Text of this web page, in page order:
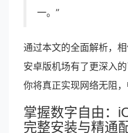
一。”
通过本文的全面解析，
安卓版机场有了更深入
你将真正实现网络无阻，
掌握数字自由：
完整安装与精通